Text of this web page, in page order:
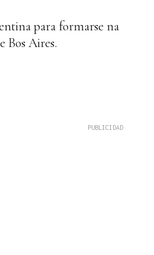
para formarse na
Bos Aires.